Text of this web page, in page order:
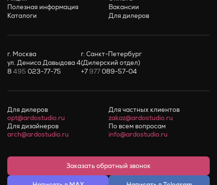
Полезная информация
Каталоги
Вакансии
Для дилеров
г. Москва
ул. Дениса Давыдова 4
8495 023-77-75
г. Санкт-Петербург
(Дилерский отдел)
+7977089-57-04
Для дилеров
opt@ardostudio.ru
Для частных клиентов
zakaz@ardostudio.ru
Для дизайнеров
arch@ardostudio.ru
По всем вопросам
info@ardostudio.ru
Заказать обратный звонок